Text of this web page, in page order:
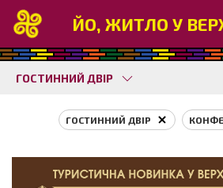
ЙО, ЖИТЛО У
ГОСТИННИЙ ДВІР
ГОСТИННИЙ ДВІР